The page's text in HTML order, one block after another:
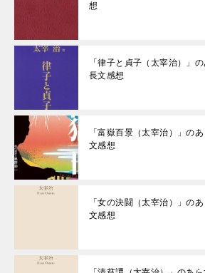
想
「律子と貞子（太宰治）」
長文感想
「富嶽百景（太宰治）」の
文感想
「女の決闘（太宰治）」の
文感想